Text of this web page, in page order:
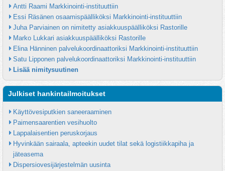
Antti Raami Markkinointi-instituuttiin
Essi Räsänen osaamispäälliköksi Markkinointi-instituuttiin
Juha Parviainen on nimitetty asiakkuuspäälliköksi Rastorille
Marko Lukkari asiakkuuspäälliköksi Rastorille
Elina Hänninen palvelukoordinaattoriksi Markkinointi-instituuttiin
Satu Lipponen palvelukoordinaattoriksi Markkinointi-instituuttiin
Lisää nimitysuutinen
Julkiset hankintailmoitukset
Käyttövesiputkien saneeraaminen
Paimensaarentien vesihuolto
Lappalaisentien peruskorjaus
Hyvinkään sairaala, apteekin uudet tilat sekä logistiikkapiha ja
jäteasema
Dispersiovesijärjestelmän uusinta